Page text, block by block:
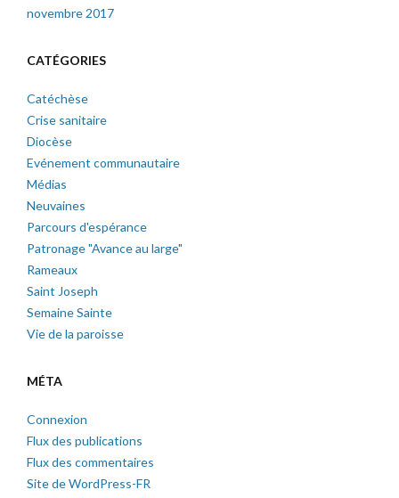
novembre 2017
CATÉGORIES
Catéchèse
Crise sanitaire
Diocèse
Evénement communautaire
Médias
Neuvaines
Parcours d'espérance
Patronage "Avance au large"
Rameaux
Saint Joseph
Semaine Sainte
Vie de la paroisse
MÉTA
Connexion
Flux des publications
Flux des commentaires
Site de WordPress-FR